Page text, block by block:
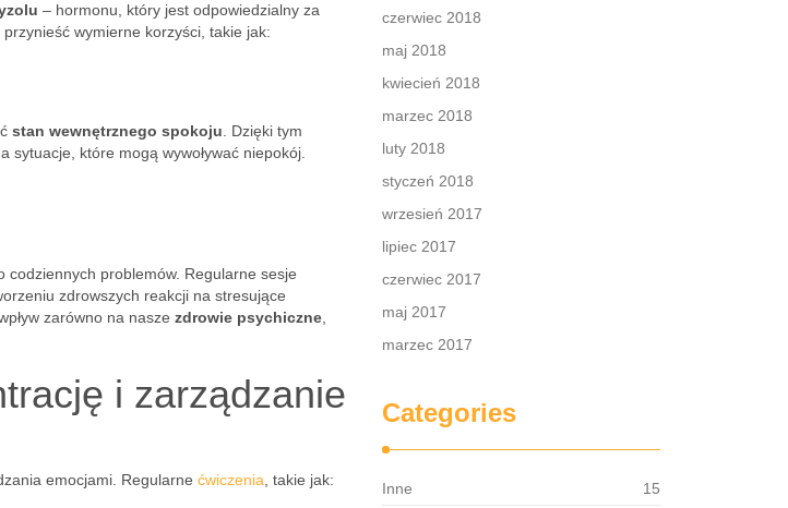
– hormonu, który jest odpowiedzialny za
przynieść wymierne korzyści, takie jak:
stan wewnętrznego spokoju . Dzięki tym
które mogą wywoływać niepokój.
problemów. Regularne sesje
zdrowszych reakcji na stresujące
zarówno na nasze zdrowie psychiczne
i zarządzanie
emocjami. Regularne ćwiczenia , takie jak:
czerwiec 2018
maj 2018
kwiecień 2018
marzec 2018
luty 2018
styczeń 2018
wrzesień 2017
lipiec 2017
czerwiec 2017
maj 2017
marzec 2017
Categories
Inne 15